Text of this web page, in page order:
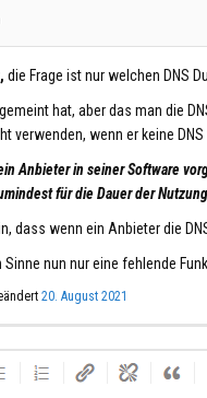
die Frage ist nur welchen DNS
hat, aber das man die
verwenden, wenn er keine
Anbieter in seiner Software
für die Dauer der
dass wenn ein Anbieter die
nun nur eine fehlende
20. August 2021